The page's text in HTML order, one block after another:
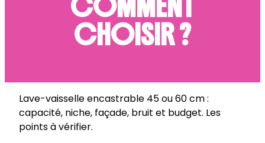
CHOISIR ?
Lave-vaisselle encastrable 45 ou 60 cm :
capacité, niche, façade, bruit et budget. Les
points à vérifier.